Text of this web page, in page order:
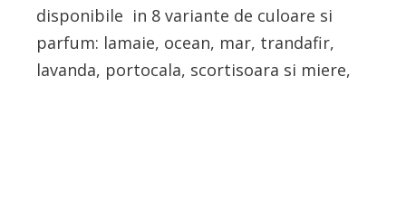
disponibile in 8 variante de culoare si
parfum: lamaie, ocean, mar, trandafir,
lavanda, portocala, scortisoara si miere,